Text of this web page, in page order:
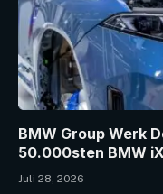
BMW Group Werk
50.000sten BMW
Juli 28, 2026